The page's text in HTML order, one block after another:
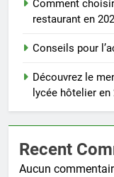
Comment
restaurant en
Conseils pour
Découvrez le
lycée hôtelier en
Recent
Aucun